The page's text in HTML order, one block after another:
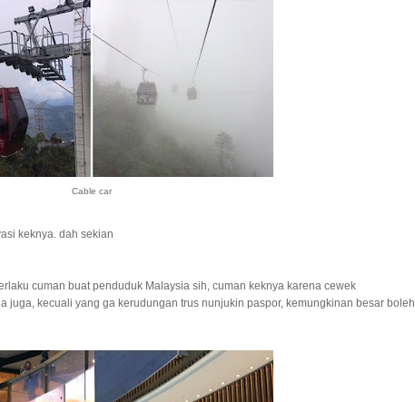
Cable car
keknya. dah sekian
cuman buat penduduk Malaysia sih, cuman keknya karena cewek
juga, kecuali yang ga kerudungan trus nunjukin paspor, kemungkinan besar boleh